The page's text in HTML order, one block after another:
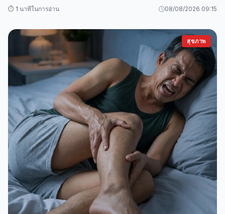
⏱️ 1 นาทีในการอ่าน 08/08/2026 09:15
สุขภาพ